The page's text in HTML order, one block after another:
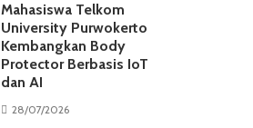
Mahasiswa Telkom
University Purwokerto
Kembangkan Body
Protector Berbasis IoT
dan AI
28/07/2026